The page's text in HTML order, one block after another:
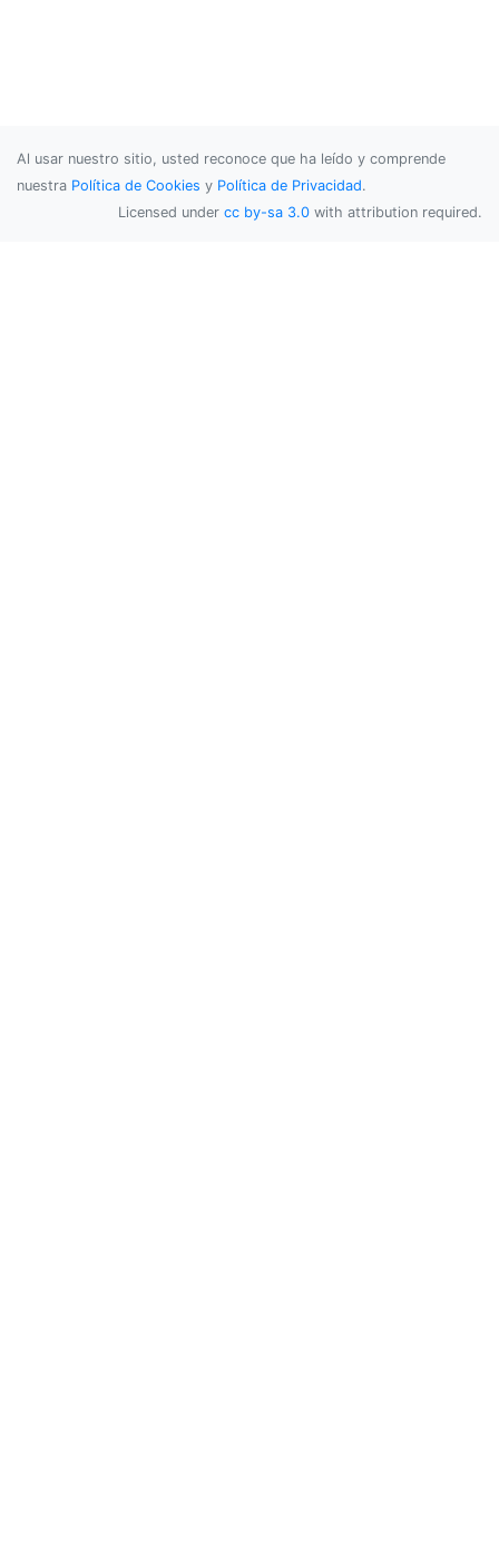
Al usar nuestro sitio, usted reconoce que ha leído y comprende
nuestra Política de Cookies y Política de Privacidad.
Licensed under cc by-sa 3.0 with attribution required.